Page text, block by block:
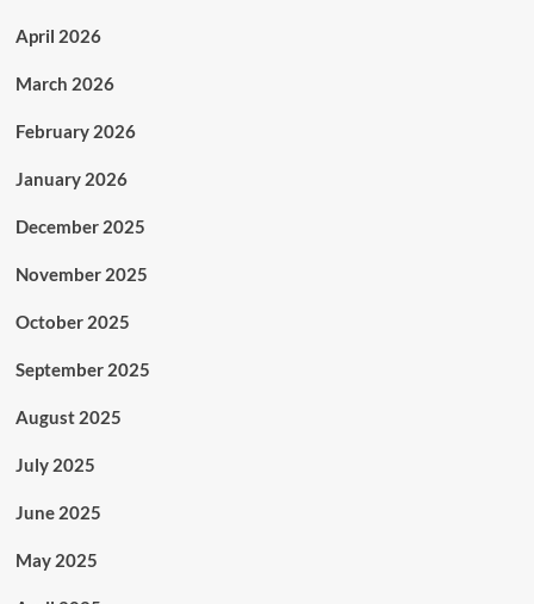
April 2026
March 2026
February 2026
January 2026
December 2025
November 2025
October 2025
September 2025
August 2025
July 2025
June 2025
May 2025